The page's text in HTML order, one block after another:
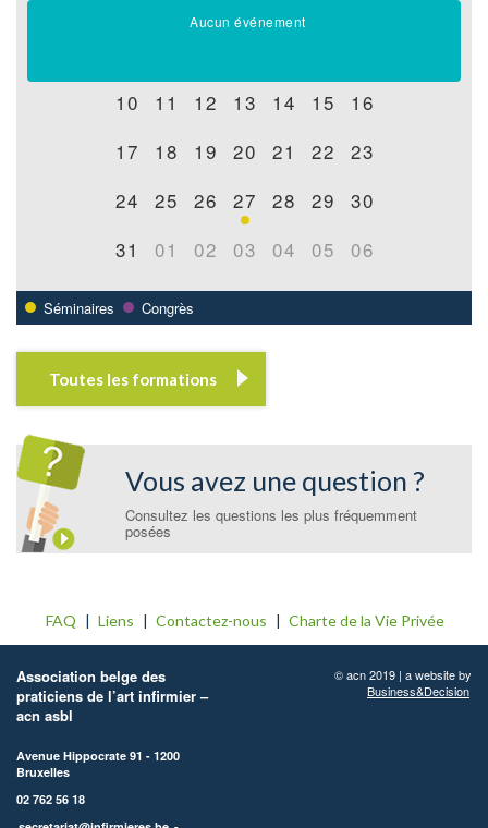
Aucun événement
10 11 12 13 14 15
16
17
18 19 20 21 22
23
24
25 26 27 28 29
30
31
01 02 03 04 05 06
Séminaires Congrès
Toutes les formations
Vous avez une question ?
Consultez les questions les plus fréquemment
posées
FAQ Liens Contactez-nous Charte de la Vie Privée
Association belge des
praticiens de l’art infirmier –
acn asbl
Avenue Hippocrate 91 - 1200
Bruxelles
02 762 56 18
© acn 2019 | a website by
Business&Decision